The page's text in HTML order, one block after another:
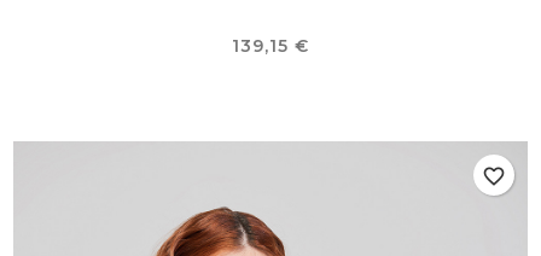
Prix
139,15 €
favorite_border